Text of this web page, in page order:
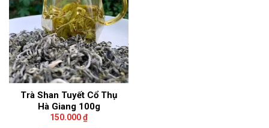
Trà Shan Tuyết Cổ Thụ
Hà Giang 100g
150.000₫